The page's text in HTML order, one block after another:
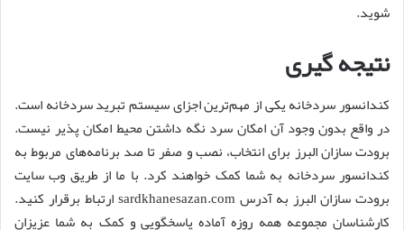
شوید.
نتیجه گیری
کندانسور سردخانه یکی از مهم‌ترین اجزای سیستم تبرید سردخانه است.
در واقع بدون وجود آن امکان سرد نگه داشتن محیط امکان پذیر نیست.
برودت سازان البرز برای انتخاب، نصب و صفر تا صد برنامه‌های مربوط به
کندانسور سردخانه به شما کمک خواهند کرد. با ما از طریق وب سایت
برودت سازان البرز به آدرس sardkhanesazan.com ارتباط برقرار کنید.
کارشناسان مجموعه همه روزه آماده پاسخگویی و کمک به شما عزیزان